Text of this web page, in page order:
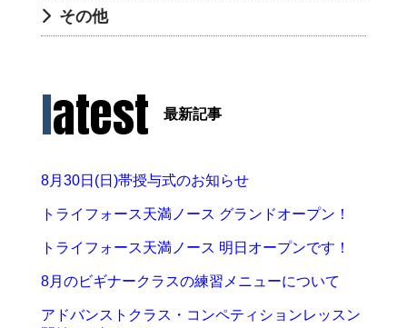
その他
latest 最新記事
8月30日(日)帯授与式のお知らせ
トライフォース天満ノース グランドオープン！
トライフォース天満ノース 明日オープンです！
8月のビギナークラスの練習メニューについて
アドバンストクラス・コンペティションレッスン